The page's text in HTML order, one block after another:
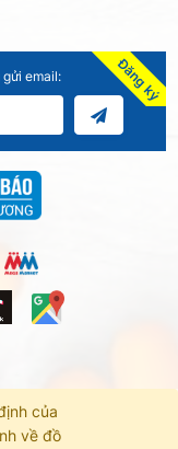
email: Đăng ký
của
về đồ